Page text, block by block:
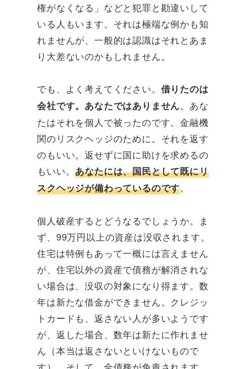
権がなくなる」などと犯罪と勘違いして
いる人もいます。それは極端な例かも知
れませんが、一般的は認識はそれとあま
り大差ないのかもしれません。
でも、よく考えてください。 借りたのは
会社です。あなたではありません。あな
たはそれを個人で被ったのです。金融機
関のリスクヘッジのために。それを返す
のもいい。返せずに国に助けを求めるの
もいい。あなたには、国民として既にリ
スクヘッジが備わっているのです。
個人破産するとどうなるでしょうか。ま
ず、99万円以上の資産は没収されます。
住宅は特例もあって一概には言えません
が、住宅以外の資産で債務が解消されな
い場合は、没収の対象になり得ます。数
年は新たな借金ができません。クレジッ
トカードも、返さない人が多いようです
が、返した場合、数年は新たに作れませ
ん（本当は返さないといけないもので